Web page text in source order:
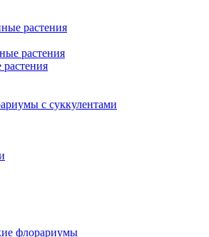
растения
растения
с суккулентами
флорариумы